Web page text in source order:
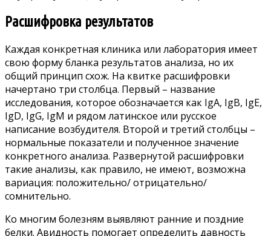
Расшифровка результатов
Каждая конкретная клиника или лаборатория имеет
свою форму бланка результатов анализа, но их
общий принцип схож. На квитке расшифровки
начертано три столбца. Первый – название
исследования, которое обозначается как IgA, IgB, IgE,
IgD, IgG, IgM и рядом латинское или русское
написание возбудителя. Второй и третий столбцы –
нормальные показатели и полученное значение
конкретного анализа. Развернутой расшифровки
такие анализы, как правило, не имеют, возможна
вариация: положительно/ отрицательно/
сомнительно.
Ко многим болезням выявляют ранние и поздние
белки. Авидность помогает определить давность